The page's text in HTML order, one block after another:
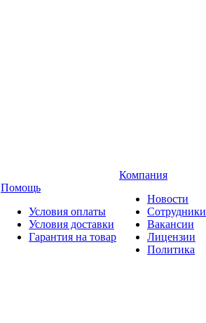
Помощь
Условия оплаты
Условия доставки
Гарантия на товар
Компания
Новости
Сотрудники
Вакансии
Лицензии
Политика